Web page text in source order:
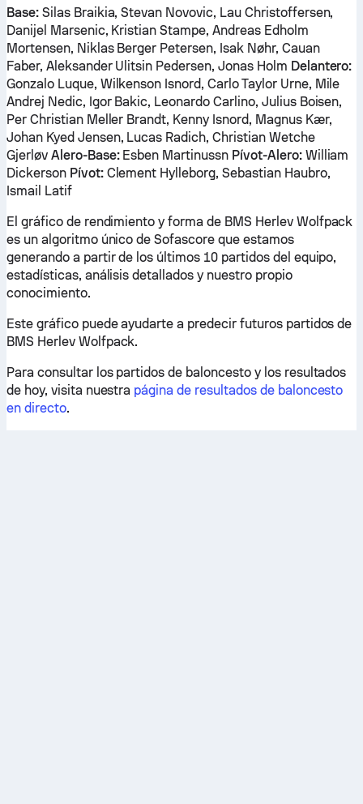
Base:Silas Braikia, Stevan Novovic, Lau Christoffersen,
Danijel Marsenic, Kristian Stampe, Andreas Edholm
Mortensen, Niklas Berger Petersen, Isak Nøhr, Cauan
Faber, Aleksander Ulitsin Pedersen, Jonas Holm Delantero:
Gonzalo Luque, Wilkenson Isnord, Carlo Taylor Urne, Mile
Andrej Nedic, Igor Bakic, Leonardo Carlino, Julius Boisen,
Per Christian Meller Brandt, Kenny Isnord, Magnus Kær,
Johan Kyed Jensen, Lucas Radich, Christian Wetche
Gjerløv Alero-Base:Esben Martinussn Pívot-Alero:William
Dickerson Pívot:Clement Hylleborg, Sebastian Haubro,
Ismail Latif
El gráfico de rendimiento y forma de BMS Herlev Wolfpack
es un algoritmo único de Sofascore que estamos
generando a partir de los últimos 10 partidos del equipo,
estadísticas, análisis detallados y nuestro propio
conocimiento.
Este gráfico puede ayudarte a predecir futuros partidos de
BMS Herlev Wolfpack.
Para consultar los partidos de baloncesto y los resultados
de hoy, visita nuestra página de resultados de baloncesto
en directo.